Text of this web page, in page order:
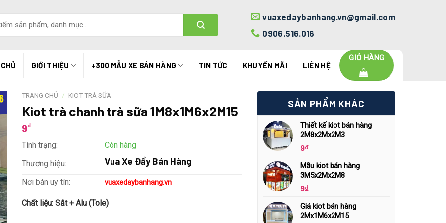
vuaxedaybanhang.vn@gmail.com
0906.516.016
GIỚI THIỆU +300 MẪU XE BÁN HÀNG TIN TỨC KHUYẾN MÃI LIÊN HỆ
GIỎ HÀNG
TRANG CHỦ / KIOT TRÀ SỮA
Kiot trà chanh trà sữa 1M8x1M6x2M15
9₫
Tình trạng:
Còn hàng
Thương hiệu:
Vua Xe Đẩy Bán Hàng
Nơi bán uy tín: vuaxedaybanhang.vn
Chất liệu: Sắt + Alu (Tole)
SẢN PHẨM KHÁC
Thiết kế kiot bán hàng
2M8x2Mx2M3
9₫
Mẫu kiot bán hàng
3M5x2Mx2M8
9₫
Giá kiot bán hàng
2Mx1M6x2M15